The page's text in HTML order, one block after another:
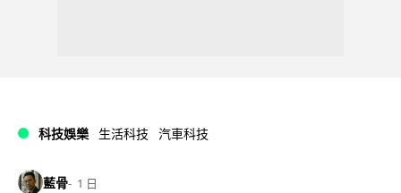
科技娛樂 生活科技 汽車科技
藍骨 1 日